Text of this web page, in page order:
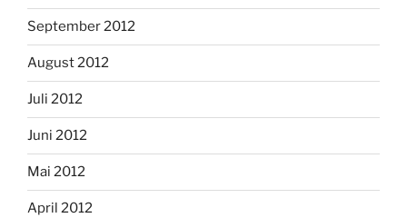
September 2012
August 2012
Juli 2012
Juni 2012
Mai 2012
April 2012